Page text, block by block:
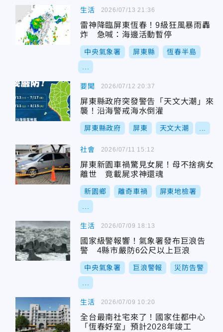
生活
雷神降臨屏東恆春！9級狂風暴雨轟
炸 急喊：海邊活動暫停
中央氣象署 屏東縣 恆春半島
2026/07/13 21:36
要聞
屏東縣政府突發警告「天文大潮」來
襲！沿海警戒海水倒灌
屏東縣政府 屏東 天文大潮
2026/07/12 20:37
社會
屏東新園車禍驚見女屍！母不捨病女
離世 竟載屍求神還魂
新園鄉 離奇車禍 屏東地檢署
2026/07/11 15:12
生活
國家級警報響！氣象署發布巨浪告
警 4縣市嚴防6公尺以上巨浪
中央氣象署 巨浪警報 災防告警
2026/07/09 18:13
生活
全台最南社宅來了！國家住都中心
「恆春好室」預計2028年竣工
2026/07/09 10:20